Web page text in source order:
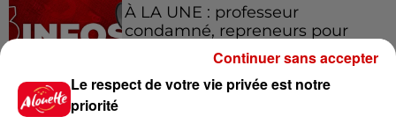
À LA UNE : professeur
condamné, repreneurs pour
Duralex et la...
Le respect de votre vie privée est notre
priorité
Continuer sans accepter